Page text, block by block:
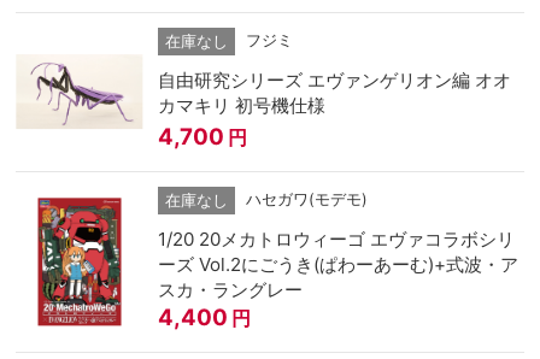
在庫なし フジミ
自由研究シリーズ エヴァンゲリオン編 オオ
カマキリ 初号機仕様
4,700 円
在庫なし ハセガワ(モデモ)
1/20 20メカトロウィーゴ エヴァコラボシリ
ーズ Vol.2にごうき(ぱわーあーむ)+式波・ア
スカ・ラングレー
4,400 円